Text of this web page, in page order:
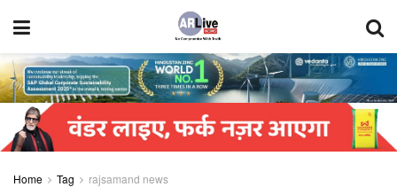
Home Tag rajsamand news